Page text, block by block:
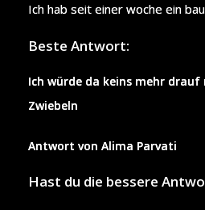
Ich hab seit einer woche ein
Beste Antwort:
Ich würde da keins mehr
Zwiebeln
Antwort von Alima Parvati
Hast du die bessere